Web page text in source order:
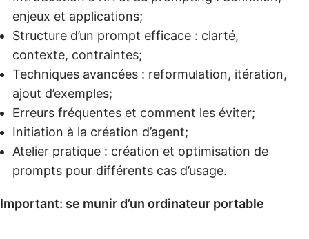
enjeux et applications;
Structure d’un prompt efficace : clarté,
contexte, contraintes;
Techniques avancées : reformulation, itération,
ajout d’exemples;
Erreurs fréquentes et comment les éviter;
Initiation à la création d’agent;
Atelier pratique : création et optimisation de
prompts pour différents cas d’usage.
Important: se munir d’un ordinateur portable